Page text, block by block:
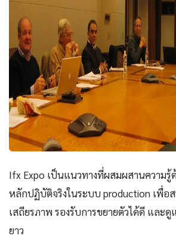
Ifx Expo เป็นแนวทางที่ผสมผสานความรู้
หลักปฏิบัติจริงในระบบ production เพื่อ
เสถียรภาพ รองรับการขยายตัวได้ดี และดู
ยาว